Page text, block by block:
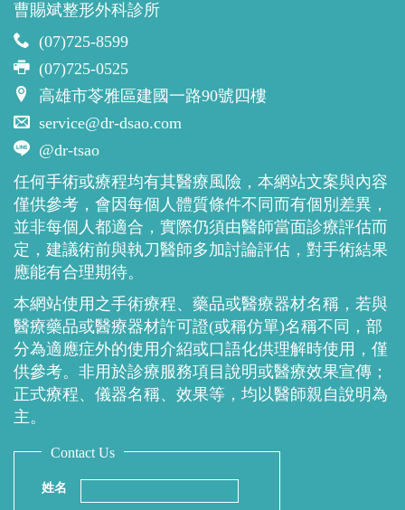
曹賜斌整形外科診所
(07)725-8599
(07)725-0525
高雄市苓雅區建國一路90號四樓
service@dr-dsao.com
@dr-tsao
任何手術或療程均有其醫療風險，本網站文案與內容
僅供參考，會因每個人體質條件不同而有個別差異，
並非每個人都適合，實際仍須由醫師當面診療評估而
定，建議術前與執刀醫師多加討論評估，對手術結果
應能有合理期待。
本網站使用之手術療程、藥品或醫療器材名稱，若與
醫療藥品或醫療器材許可證(或稱仿單)名稱不同，部
分為適應症外的使用介紹或口語化供理解時使用，僅
供參考。非用於診療服務項目說明或醫療效果宣傳；
正式療程、儀器名稱、效果等，均以醫師親自說明為
主。
Contact Us
姓名